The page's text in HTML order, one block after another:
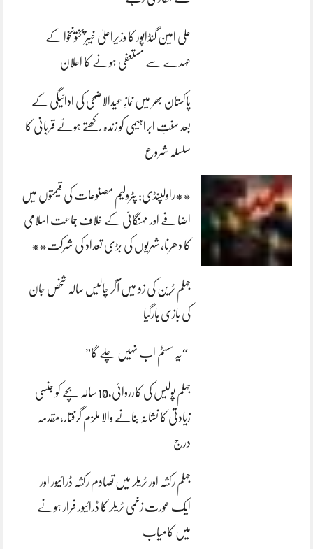
علی امین گنڈاپور کا وزیراعلیٰ خیبرپختونخوا کے
عہدے سے مستعفی ہونے کا اعلان
پاکستان بھر میں نمازِ عیدالاضحی کی ادائیگی کے
بعد سنتِ ابراہیمی کو زندہ رکھتے ہوئے قربانی کا
سلسلہ شروع
**راولپنڈی: پٹرولیم مصنوعات کی قیمتوں میں
اضافے اور مہنگائی کے خلاف جماعت اسلامی
کا دھرنا، شہریوں کی بڑی تعداد کی شرکت**
جہلم ٹرین کی زد میں آکر چالیس سالہ شخص جان
کی بازی ہارگیا
“یہ سسٹم اب نہیں چلے گا”
جہلم پولیس کی کارروائی،10 سالہ بچے کو جنسی
زیادتی کا نشانہ بنانے والا ملزم گرفتار،مقدمہ
درج
جہلم رکشہ اور ٹریلر میں تصادم رکشہ ڈرائیور اور
ایک عورت زخمی ٹریلر کا ڈرائیور فرار ہونے
میں کامیاب